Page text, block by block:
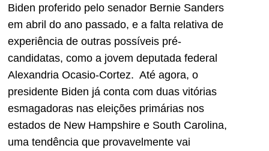
Biden proferido pelo senador Bernie Sanders
em abril do ano passado, e a falta relativa de
experiência de outras possíveis pré-
candidatas, como a jovem deputada federal
Alexandria Ocasio-Cortez. Até agora, o
presidente Biden já conta com duas vitórias
esmagadoras nas eleições primárias nos
estados de New Hampshire e South Carolina,
uma tendência que provavelmente vai